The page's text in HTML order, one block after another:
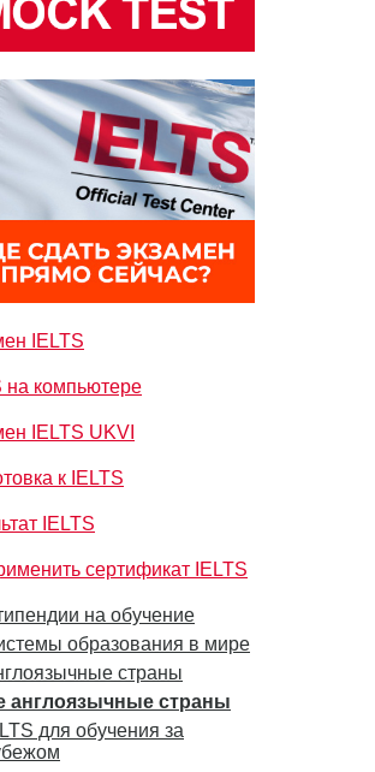
IELTS
на компьютере
IELTS UKVI
к IELTS
IELTS
сертификат IELTS
на обучение
образования в мире
страны
англоязычные страны
для обучения за